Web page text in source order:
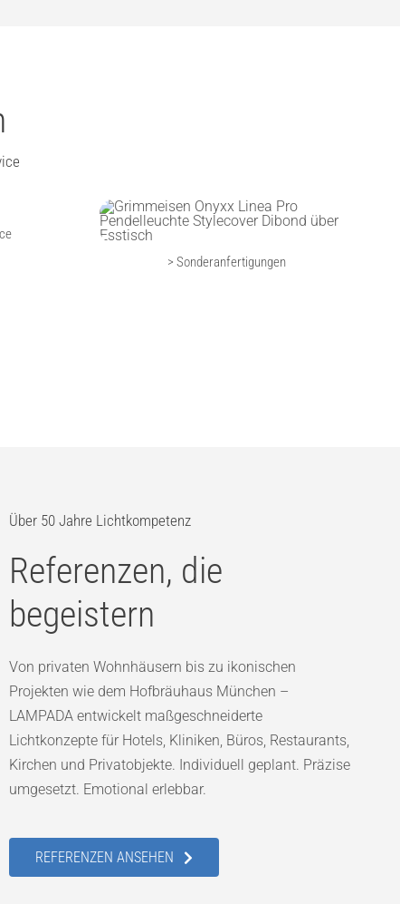
> Sonderanfertigungen
Über 50 Jahre Lichtkompetenz
Referenzen, die
begeistern
Von privaten Wohnhäusern bis zu ikonischen
Projekten wie dem Hofbräuhaus München –
LAMPADA entwickelt maßgeschneiderte
Lichtkonzepte für Hotels, Kliniken, Büros, Restaurants,
Kirchen und Privatobjekte. Individuell geplant. Präzise
umgesetzt. Emotional erlebbar.
REFERENZEN ANSEHEN